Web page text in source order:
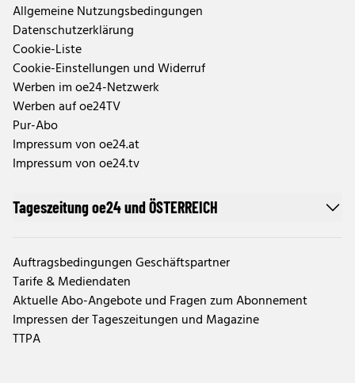
Allgemeine Nutzungsbedingungen
Datenschutzerklärung
Cookie-Liste
Cookie-Einstellungen und Widerruf
Werben im oe24-Netzwerk
Werben auf oe24TV
Pur-Abo
Impressum von oe24.at
Impressum von oe24.tv
Tageszeitung oe24 und ÖSTERREICH
Auftragsbedingungen Geschäftspartner
Tarife & Mediendaten
Aktuelle Abo-Angebote und Fragen zum Abonnement
Impressen der Tageszeitungen und Magazine
TTPA